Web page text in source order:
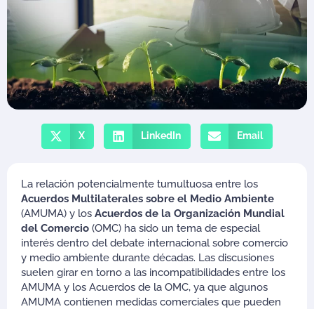
X LinkedIn Email
La relación potencialmente tumultuosa entre los
Acuerdos Multilaterales sobre el Medio Ambiente
(AMUMA) y los Acuerdos de la Organización Mundial
del Comercio (OMC) ha sido un tema de especial
interés dentro del debate internacional sobre comercio
y medio ambiente durante décadas. Las discusiones
suelen girar en torno a las incompatibilidades entre los
AMUMA y los Acuerdos de la OMC, ya que algunos
AMUMA contienen medidas comerciales que pueden